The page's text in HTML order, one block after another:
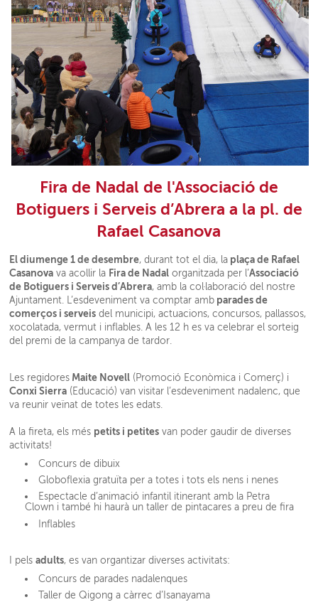
Fira de Nadal de l'Associació de
Botiguers i Serveis d’Abrera a la pl. de
Rafael Casanova
El diumenge 1 de desembre, durant tot el dia, la plaça de Rafael
Casanova va acollir la Fira de Nadal organitzada per l’Associació
de Botiguers i Serveis d’Abrera, amb la col·laboració del nostre
Ajuntament. L’esdeveniment va comptar amb parades de
comerços i serveis del municipi, actuacions, concursos, pallassos,
xocolatada, vermut i inflables. A les 12 h es va celebrar el sorteig
del premi de la campanya de tardor.
Les regidores Maite Novell (Promoció Econòmica i Comerç) i
Conxi Sierra (Educació) van visitar l’esdeveniment nadalenc, que
va reunir veïnat de totes les edats.
A la fireta, els més petits i petites van poder gaudir de diverses
activitats!
Concurs de dibuix
Globoflexia gratuïta per a totes i tots els nens i nenes
Espectacle d’animació infantil itinerant amb la Petra
Clown i també hi haurà un taller de pintacares a preu de fira
Inflables
I pelsadults, es van organtizar diverses activitats:
Concurs de parades nadalenques
Taller de Qigong a càrrec d’Isanayama